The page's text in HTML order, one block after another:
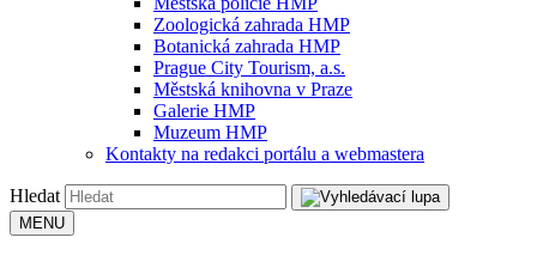
Zoologická zahrada HMP
Botanická zahrada HMP
Prague City Tourism, a.s.
Městská knihovna v Praze
Galerie HMP
Muzeum HMP
Kontakty na redakci portálu a webmastera
Hledat
MENU